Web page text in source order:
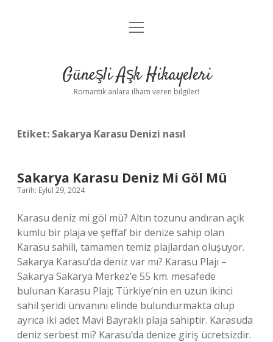
Anasayfa
Yasal Uyarı
menüyü
Güneşli Aşk Hikayeleri
Romantik anlara ilham veren bilgiler!
Etiket: Sakarya Karasu Denizi nasıl
Sakarya Karasu Deniz Mi Göl Mü
Tarih: Eylül 29, 2024
Karasu deniz mi göl mü? Altın tozunu andıran açık
kumlu bir plaja ve şeffaf bir denize sahip olan
Karasu sahili, tamamen temiz plajlardan oluşuyor.
Sakarya Karasu’da deniz var mı? Karasu Plajı –
Sakarya Sakarya Merkez’e 55 km. mesafede
bulunan Karasu Plajı; Türkiye’nin en uzun ikinci
sahil şeridi ünvanını elinde bulundurmakta olup
ayrıca iki adet Mavi Bayraklı plaja sahiptir. Karasuda
deniz serbest mi? Karasu’da denize giriş ücretsizdir.